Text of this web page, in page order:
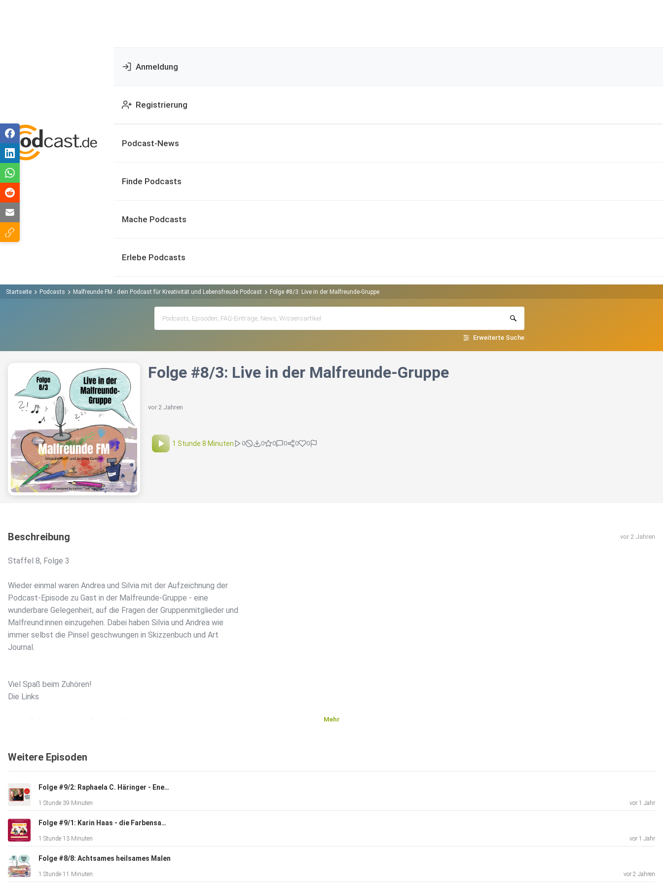
Anmeldung
Registrierung
Podcast-News
Finde Podcasts
Mache Podcasts
Erlebe Podcasts
Startseite Podcasts Malfreunde FM - dein Podcast für Kreativität und Lebensfreude Podcast Folge #8/3: Live in der Malfreunde-Gruppe
Erweiterte Suche
Folge #8/3: Live in der Malfreunde-Gruppe
vor 2 Jahren
1 Stunde 8 Minuten 0 0 0 0 0 0
Beschreibung vor 2 Jahren
Staffel 8, Folge 3
Wieder einmal waren Andrea und Silvia mit der Aufzeichnung der
Podcast-Episode zu Gast in der Malfreunde-Gruppe - eine
wunderbare Gelegenheit, auf die Fragen der Gruppenmitglieder und
Malfreund:innen einzugehen. Dabei haben Silvia und Andrea wie
immer selbst die Pinsel geschwungen in Skizzenbuch und Art
Journal.
Viel Spaß beim Zuhören!
Die Links
• Das Gunkelparadies, wo es im ersten Jahr um die
welche Tricks du anwenden kannst, um zu Bildern zu gelangen, die
dir wirklich gut gefallen!
https://steadyhq.com/de/gunkelparadies/about
kam, die aktuelle Ausgabe: KREASPHÄRE24
https://andrea-gunkler.de/kreasphaere24-jahreskurs/
Mehr
Weitere Episoden
Folge #9/2: Raphaela C. Häringer - Energetisches Malen
1 Stunde 39 Minuten vor 1 Jahr
Folge #9/1: Karin Haas - die Farbensammlerin
1 Stunde 13 Minuten vor 1 Jahr
Folge #8/8: Achtsames heilsames Malen
1 Stunde 11 Minuten vor 2 Jahren